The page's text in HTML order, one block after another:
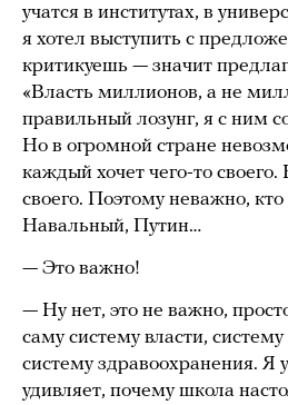
учатся в институтах, в
я хотел выступить с
критикуешь — значит
«Власть миллионов, а не
правильный лозунг, я с ним
Но в огромной стране
каждый хочет чего-то
своего. Поэтому неважно, кто
Навальный, Путин…
— Это важно!
— Ну нет, это не важно,
саму систему власти,
систему здравоохранения. Я
удивляет, почему школа